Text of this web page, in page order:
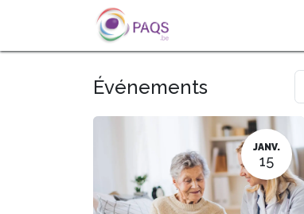
SE RENDRE AU CONTENU
Événements
JANV.
15